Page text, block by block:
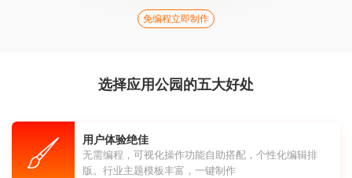
免编程立即制作
选择应用公园的五大好处
用户体验绝佳
无需编程，可视化操作功能自助搭配，个性化编辑排
版。行业主题模板丰富，一键制作